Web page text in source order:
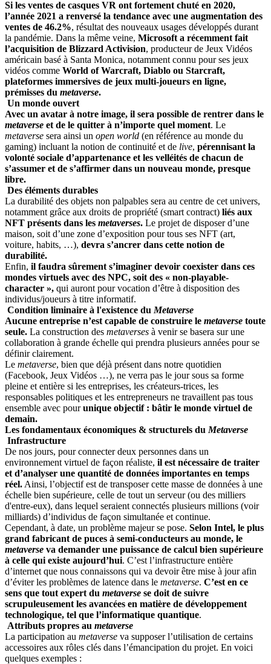
Si les ventes de casques VR ont fortement chuté en 2020,
l’année 2021 a renversé la tendance avec une augmentation des
ventes de 46.2%, résultat des nouveaux usages développés durant
la pandémie. Dans la même veine, Microsoft a récemment fait
l’acquisition de Blizzard Activision, producteur de Jeux Vidéos
américain basé à Santa Monica, notamment connu pour ses jeux
vidéos comme World of Warcraft, Diablo ou Starcraft,
plateformes immersives de jeux multi-joueurs en ligne,
prémisses du metaverse.
Un monde ouvert
Avec un avatar à notre image, il sera possible de rentrer dans le
metaverse et de le quitter à n’importe quel moment. Le
metaverse sera ainsi un open world (en référence au monde du
gaming) incluant la notion de continuité et de live, pérennisant la
volonté sociale d’appartenance et les velléités de chacun de
s’assumer et de s’affirmer dans un nouveau monde, presque
libre.
Des éléments durables
La durabilité des objets non palpables sera au centre de cet univers,
notamment grâce aux droits de propriété (smart contract) liés aux
NFT présents dans les metaverses. Le projet de disposer d’une
maison, soit d’une zone d’exposition pour tous ses NFT (art,
voiture, habits, …), devra s’ancrer dans cette notion de
durabilité.
Enfin, il faudra sûrement s’imaginer devoir coexister dans ces
mondes virtuels avec des NPC, soit des « non-playable-
character », qui auront pour vocation d’être à disposition des
individus/joueurs à titre informatif.
Condition liminaire à l'existence du Metaverse
Aucune entreprise n’est capable de construire le metaverse toute
seule. La construction des metaverses à venir se basera sur une
collaboration à grande échelle qui prendra plusieurs années pour se
définir clairement.
Le metaverse, bien que déjà présent dans notre quotidien
(Facebook, Jeux Vidéos …), ne verra pas le jour sous sa forme
pleine et entière si les entreprises, les créateurs-trices, les
responsables politiques et les entrepreneurs ne travaillent pas tous
ensemble avec pourunique objectif : bâtir le monde virtuel de
demain.
Les fondamentaux économiques & structurels du Metaverse
Infrastructure
De nos jours, pour connecter deux personnes dans un
environnement virtuel de façon réaliste, il est nécessaire de traiter
et d’analyser une quantité de données importantes en temps
réel. Ainsi, l’objectif est de transposer cette masse de données à une
échelle bien supérieure, celle de tout un serveur (ou des milliers
d'entre-eux), dans lequel seraient connectés plusieurs millions (voir
milliards) d’individus de façon simultanée et continue.
Cependant, à date, un problème majeur se pose. Selon Intel, le plus
grand fabricant de puces à semi-conducteurs au monde, le
metaverse va demander une puissance de calcul bien supérieure
à celle qui existe aujourd’hui. C’est l’infrastructure entière
d’internet que nous connaissons qui va devoir être mise à jour afin
d’éviter les problèmes de latence dans le metaverse. C’est en ce
sens que tout expert du metaverse se doit de suivre
scrupuleusement les avancées en matière de développement
technologique, tel que l’informatique quantique.
Attributs propres au metaverse
La participation au metaverse va supposer l’utilisation de certains
accessoires aux rôles clés dans l’émancipation du projet. En voici
quelques exemples :